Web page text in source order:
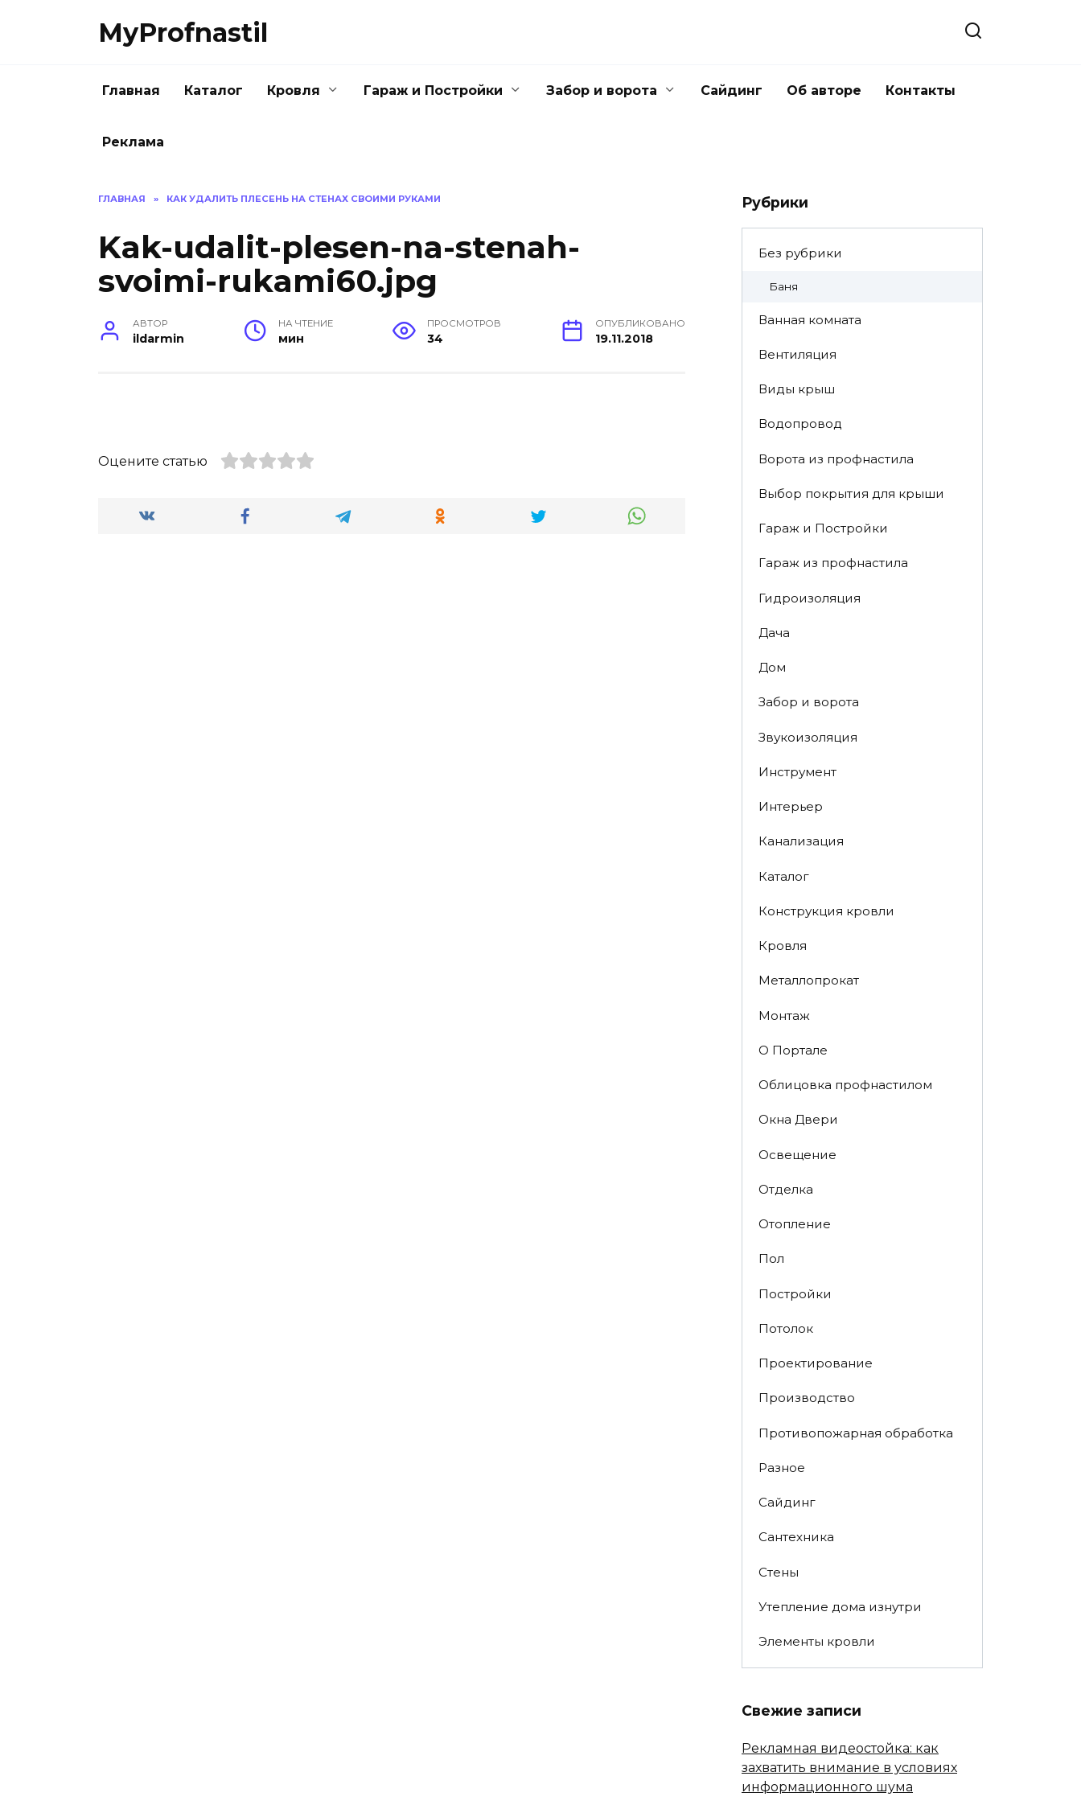
MyProfnastil
Главная Каталог Кровля Гараж и Постройки Забор и ворота Сайдинг Об авторе Контакты
Реклама
ГЛАВНАЯ » КАК УДАЛИТЬ ПЛЕСЕНЬ НА СТЕНАХ СВОИМИ РУКАМИ
Kak-udalit-plesen-na-stenah-
svoimi-rukami60.jpg
АВТОР
ildarmin
НА ЧТЕНИЕ
мин
ПРОСМОТРОВ
34
ОПУБЛИКОВАНО
19.11.2018
Оцените статью
Рубрики
Без рубрики
Баня
Ванная комната
Вентиляция
Виды крыш
Водопровод
Ворота из профнастила
Выбор покрытия для крыши
Гараж и Постройки
Гараж из профнастила
Гидроизоляция
Дача
Дом
Забор и ворота
Звукоизоляция
Инструмент
Интерьер
Канализация
Каталог
Конструкция кровли
Кровля
Металлопрокат
Монтаж
О Портале
Облицовка профнастилом
Окна Двери
Освещение
Отделка
Отопление
Пол
Постройки
Потолок
Проектирование
Производство
Противопожарная обработка
Разное
Сайдинг
Сантехника
Стены
Утепление дома изнутри
Элементы кровли
Свежие записи
Рекламная видеостойка: как
захватить внимание в условиях
информационного шума